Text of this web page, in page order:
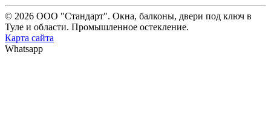
© 2026 ООО "Стандарт". Окна, балконы, двери под ключ в
Туле и области. Промышленное остекление.
Карта сайта
Whatsapp